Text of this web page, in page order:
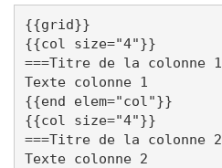
{{grid}}
{{col size="4"}}
===Titre de la colonne
Texte colonne 1
{{end elem="col"}}
{{col size="4"}}
===Titre de la colonne
Texte colonne 2